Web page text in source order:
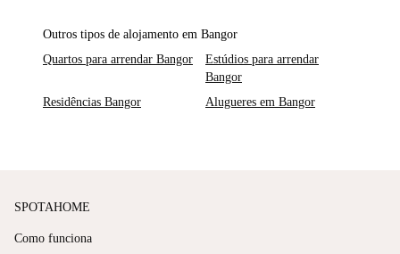
Outros tipos de alojamento em Bangor
Quartos para arrendar Bangor
Estúdios para arrendar
Bangor
Residências Bangor
Alugueres em Bangor
SPOTAHOME
Como funciona